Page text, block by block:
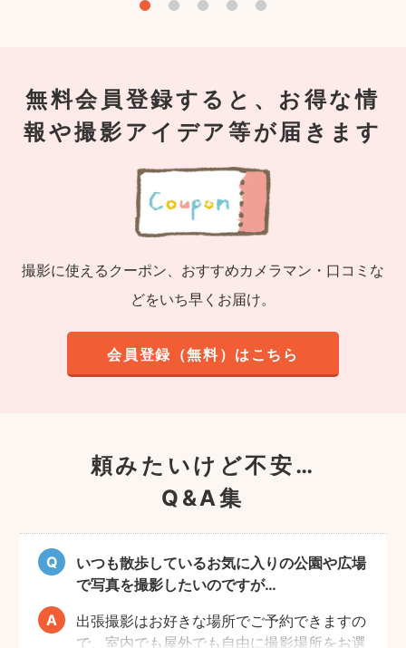
無料会員登録すると、お得な情
報や撮影アイデア等が届きます
撮影に使えるクーポン、おすすめカメラマン・口コミな
どをいち早くお届け。
会員登録（無料）はこちら
頼みたいけど不安…
Q&A集
いつも散歩しているお気に入りの公園や広場
で写真を撮影したいのですが…
出張撮影はお好きな場所でご予約できますの
で、室内でも屋外でも自由に撮影場所をお選